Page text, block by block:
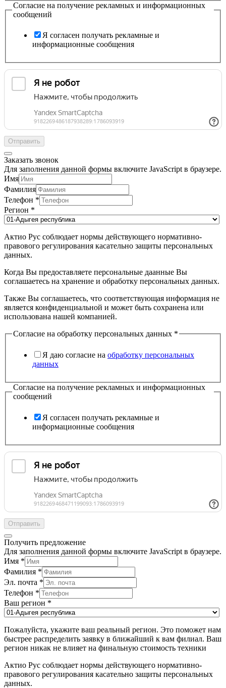
Согласие на получение рекламных и информационных
сообщений
Я согласен получать рекламные и
информационные сообщения
Отправить
Заказать звонок
Для заполнения данной формы включите JavaScript в браузере.
Имя
Фамилия
Телефон *
Регион *
Актио Рус соблюдает нормы действующего нормативно-
правового регулирования касательно защиты персональных
данных.
Когда Вы предоставляете персональные даанные Вы
соглашаетесь на хранение и обработку персональных данных.
Также Вы соглашаетесь, что соответствующая информация не
является конфиденциальной и может быть сохранена или
использована нашей компанией.
Согласие на обработку персональных данных *
Я даю согласие на обработку персональных
данных
Согласие на получение рекламных и информационных
сообщений
Я согласен получать рекламные и
информационные сообщения
Отправить
Получить предложение
Для заполнения данной формы включите JavaScript в браузере.
Имя *
Фамилия *
Эл. почта *
Телефон *
Ваш регион *
Пожалуйста, укажите ваш реальный регион. Это поможет нам
быстрее распределить заявку в ближайший к вам филиал. Ваш
регион никак не влияет на финальную стоимость техники
Актио Рус соблюдает нормы действующего нормативно-
правового регулирования касательно защиты персональных
данных.